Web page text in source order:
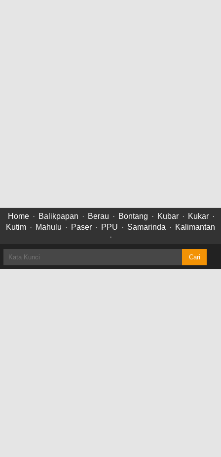
Home · Balikpapan · Berau · Bontang · Kubar · Kukar ·
Kutim · Mahulu · Paser · PPU · Samarinda · Kalimantan
·